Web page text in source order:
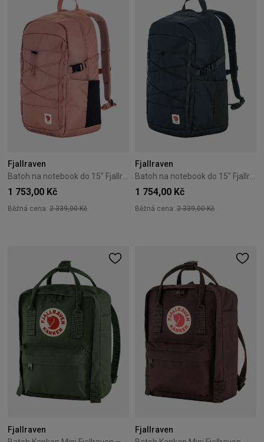
Fjallraven
Batoh na notebook do 15" Fjallraven Skule 24L Dusty Rose
1 753,00 Kč
Běžná cena: 2 339,00 Kč
Fjallraven
Batoh na notebook do 15" Fjallraven Skule 24L Navy
1 754,00 Kč
Běžná cena: 2 339,00 Kč
Fjallraven
Fjallraven